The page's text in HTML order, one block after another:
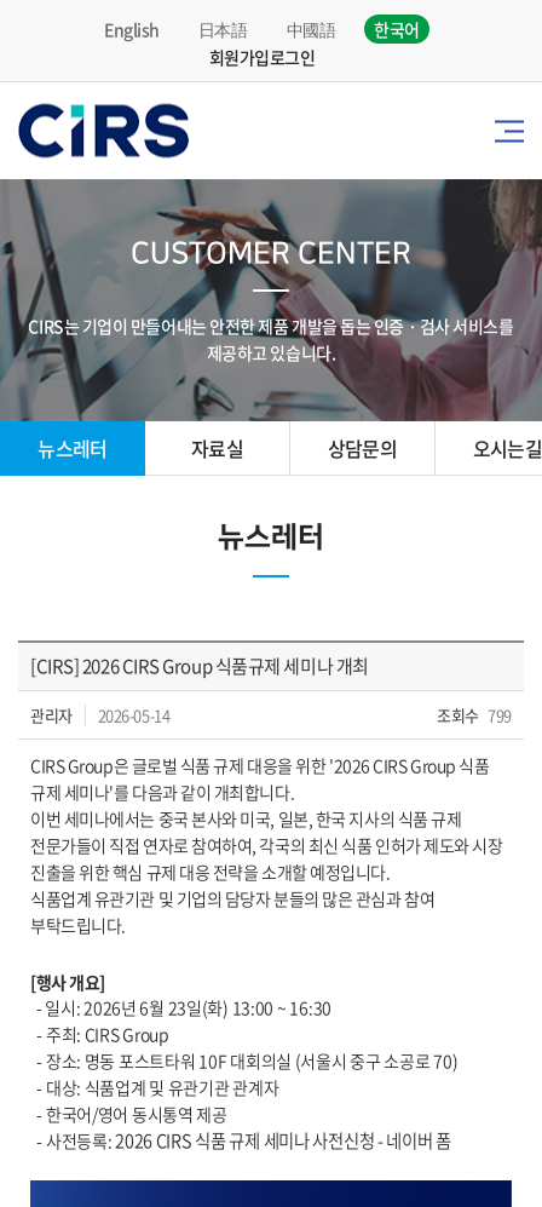
English 日本語 中國語
한국어
회원가입로그인
CUSTOMER CENTER
CIRS는 기업이 만들어내는 안전한 제품 개발을 돕는 인증 · 검사 서비스를
제공하고 있습니다.
뉴스레터 자료실 상담문의 오시는길
뉴스레터
[CIRS] 2026 CIRS Group 식품규제 세미나 개최
관리자 2026-05-14 조회수 799
CIRS Group은 글로벌 식품 규제 대응을 위한 '2026 CIRS Group 식품
규제 세미나'를 다음과 같이 개최합니다.
이번 세미나에서는 중국 본사와 미국, 일본, 한국 지사의 식품 규제
전문가들이 직접 연자로 참여하여, 각국의 최신 식품 인허가 제도와 시장
진출을 위한 핵심 규제 대응 전략을 소개할 예정입니다.
식품업계 유관기관 및 기업의 담당자 분들의 많은 관심과 참여
부탁드립니다.
[행사 개요]
-일시: 2026년 6월 23일(화) 13:00 ~ 16:30
-주최: CIRS Group
- 장소: 명동 포스트타워 10F 대회의실 (서울시 중구 소공로 70)
- 대상: 식품업계 및 유관기관 관계자
-한국어/영어 동시통역 제공
-사전등록:2026 CIRS 식품 규제 세미나 사전신청 - 네이버 폼